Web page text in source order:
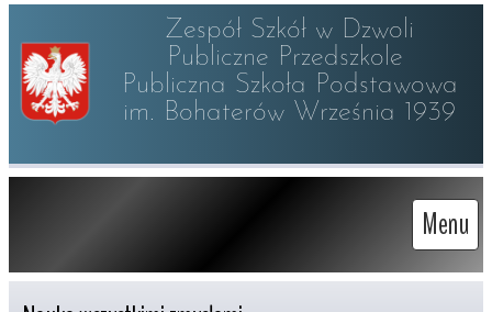
Zespół Szkół w Dzwoli
Publiczne Przedszkole
Publiczna Szkoła Podstawowa
im. Bohaterów Września 1939
Menu